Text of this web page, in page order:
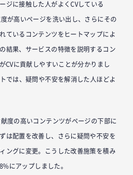
ジに接触した人がよくCVしている
が高いページを洗い出し、さらにその
ているコンテンツをヒートマップによ
結果、サービスの特徴を説明するコン
CVに貢献しやすいことが分かりまし
では、疑問や不安を解消した人ほどよ
度の高いコンテンツがページの下部に
は配置を改善し、さらに疑問や不安を
ングに変更。こうした改善施策を積み
にアップしました。